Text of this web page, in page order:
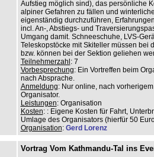
Aufstieg möglich sind), das persönliche
alpiner Gefahren zu fällen und
eigenständig durchzuführen,
incl. An-, Abstiegs- und
Umgang damit. Schneeschuhe, LVS-
Teleskopstöcke mit Skiteller müssen bei
bzw. können bei der Sektion geliehen
Teilnehmerzahl : 7
Vorbesprechung: Ein Vortreffen beim
nach Absprache.
Anmeldung: Nur online, nach
Organisator.
Leistungen: Organisation
Kosten: : Eigene Kosten für Fahrt,
Umlage des Organisators (hierfür 50
Organisation: Gerd Lorenz
Vortrag Vom Kathmandu-Tal ins